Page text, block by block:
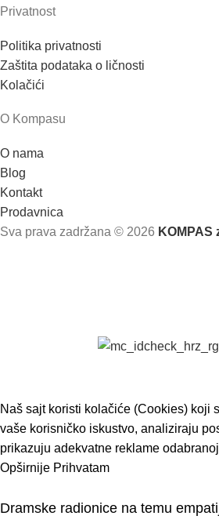
Privatnost
Politika privatnosti
Zaštita podataka o ličnosti
Kolačići
O Kompasu
O nama
Blog
Kontakt
Prodavnica
Sva prava zadržana © 2026 KOMPAS
Naš sajt koristi kolačiće (Cookies) koji
vaše korisničko iskustvo, analiziraju
prikazuju adekvatne reklame
Opširnije Prihvatam
Dramske radionice na temu